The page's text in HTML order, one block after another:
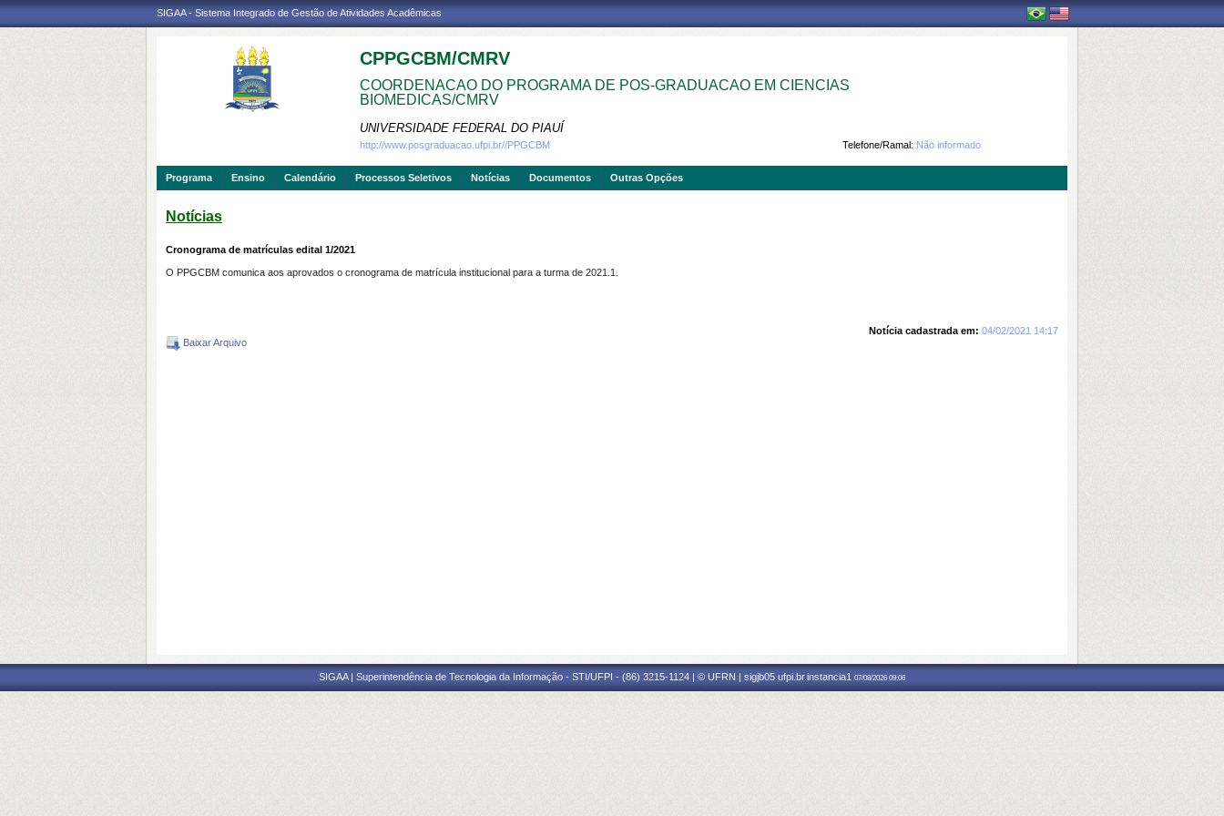
SIGAA - Sistema Integrado de Gestão de Atividades Acadêmicas
CPPGCBM/CMRV
COORDENACAO DO PROGRAMA DE POS-GRADUACAO EM CIENCIAS
BIOMEDICAS/CMRV
UNIVERSIDADE FEDERAL DO PIAUÍ
Telefone/Ramal: Não informado
http://www.posgraduacao.ufpi.br//PPGCBM
Programa Ensino Calendário Processos Seletivos Notícias Documentos Outras Opções
Notícias
Cronograma de matrículas edital 1/2021
O PPGCBM comunica aos aprovados o cronograma de matrícula institucional para a turma de 2021.1.
Notícia cadastrada em: 04/02/2021 14:17
Baixar Arquivo
SIGAA | Superintendência de Tecnologia da Informação - STI/UFPI - (86) 3215-1124 | © UFRN | sigjb05.ufpi.br.instancia1 07/08/2026 09:06